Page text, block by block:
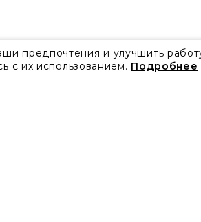
предпочтения и улучшить
с их использованием. Подробнее